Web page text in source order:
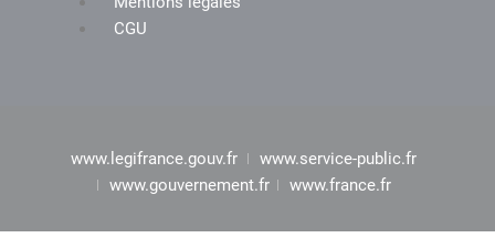
CGU
www.legifrance.gouv.fr
www.service-public.fr
www.gouvernement.fr
www.france.fr